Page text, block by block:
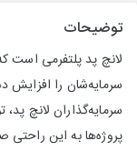
توضیحات
لانچ پد پلتفرمی است
سرمایه‌شان را
سرمایه‌گذاران لانچ
پروژه‌ها به این راحتی